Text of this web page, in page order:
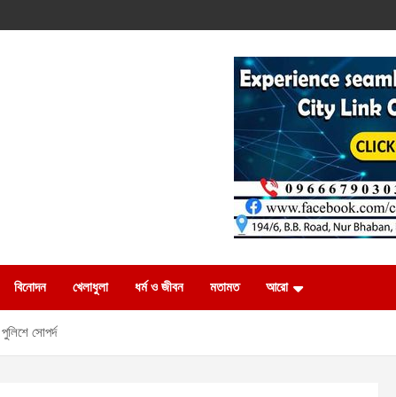
বিনোদন খেলাধুলা ধর্ম ও জীবন মতামত আরো
সোপর্দ